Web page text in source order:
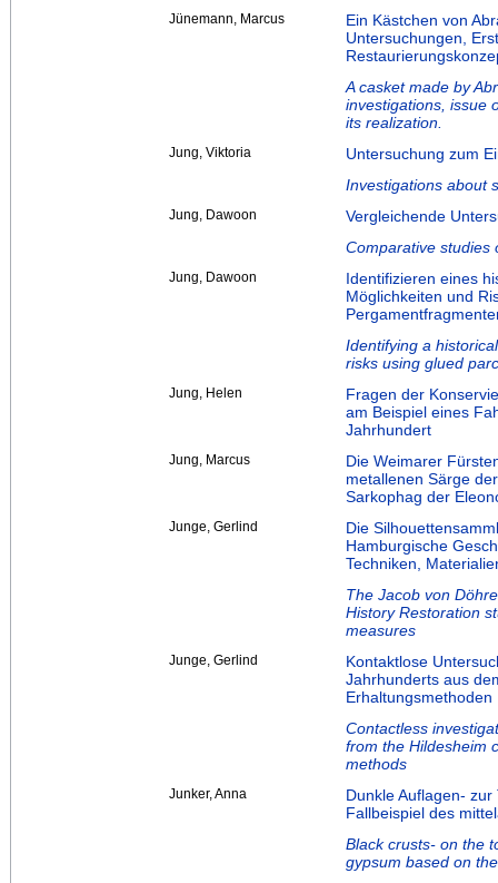
Jünemann, Marcus
Ein Kästchen von
Untersuchungen,
A casket made by
investigations, issue
its realization.
Jung, Viktoria
Untersuchung zum
Investigations about
Jung, Dawoon
Vergleichende
Comparative studies
Jung, Dawoon
Identifizieren eines
Möglichkeiten und
Identifying a
risks using glued
Jung, Helen
Fragen der
am Beispiel eines
Jahrhundert
Jung, Marcus
Die Weimarer
metallenen Särge
Sarkophag der
Junge, Gerlind
Die
Hamburgische
Techniken,
The Jacob von
History Restoration
measures
Junge, Gerlind
Kontaktlose
Jahrhunderts aus
Erhaltungsmethoden
Contactless
from the Hildesheim
methods
Junker, Anna
Dunkle Auflagen-
Fallbeispiel des
Black crusts- on the
gypsum based on